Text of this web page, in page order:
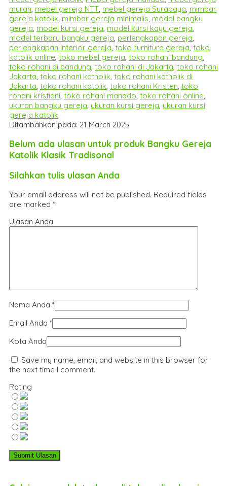
murah, mebel gereja NTT, mebel gereja Surabaya, mimbar
gereja katolik, mimbar gereja minimalis, model bangku
gereja, model kursi gereja, model kursi kayu gereja,
model terbaru bangku gereja, perlengkapan gereja,
perlengkapan interior gereja, toko furniture gereja, toko
katolik online, toko mebel gereja, toko rohani bandung,
toko rohani di bandung, toko rohani di Jakarta, toko rohani
Jakarta, toko rohani katholik, toko rohani katholik di
Jakarta, toko rohani katolik, toko rohani Kristen, toko
rohani kristiani, toko rohani manado, toko rohani online,
ukuran bangku gereja, ukuran kursi gereja, ukuran kursi
gereja katolik
Ditambahkan pada: 21 March 2025
Belum ada ulasan untuk produk Bangku Gereja
Katolik Klasik Tradisonal
Silahkan tulis ulasan Anda
Your email address will not be published. Required fields
are marked *
Ulasan Anda
Nama Anda *
Email Anda *
Kota Anda
Save my name, email, and website in this browser for
the next time I comment.
Rating